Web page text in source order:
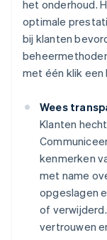
het onderhoud.
optimale
bij klanten
met één klik
Wees
Klanten
kenmerken
met name
opgeslagen
of
vertrouwen